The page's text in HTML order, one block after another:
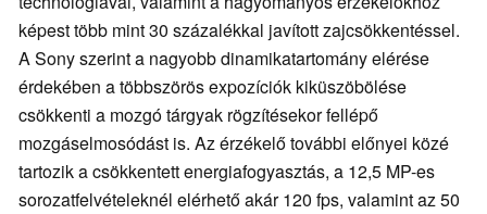
képest több mint 30 százalékkal javított zajcsökkentéssel.
A Sony szerint a nagyobb dinamikatartomány elérése
érdekében a többszörös expozíciók kiküszöbölése
csökkenti a mozgó tárgyak rögzítésekor fellépő
mozgáselmosódást is. Az érzékelő további előnyei közé
tartozik a csökkentett energiafogyasztás, a 12,5 MP-es
sorozatfelvételeknél elérhető akár 120 fps, valamint az 50